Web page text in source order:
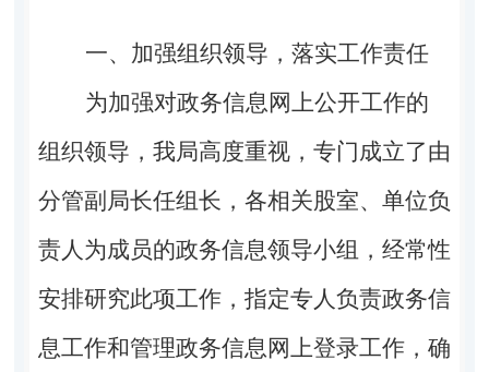
一、加强组织领导，落实工作责任
为加强对政务信息网上公开工作的
组织领导，我局高度重视，专门成立了由
分管副局长任组长，各相关股室、单位负
责人为成员的政务信息领导小组，经常性
安排研究此项工作，指定专人负责政务信
息工作和管理政务信息网上登录工作，确